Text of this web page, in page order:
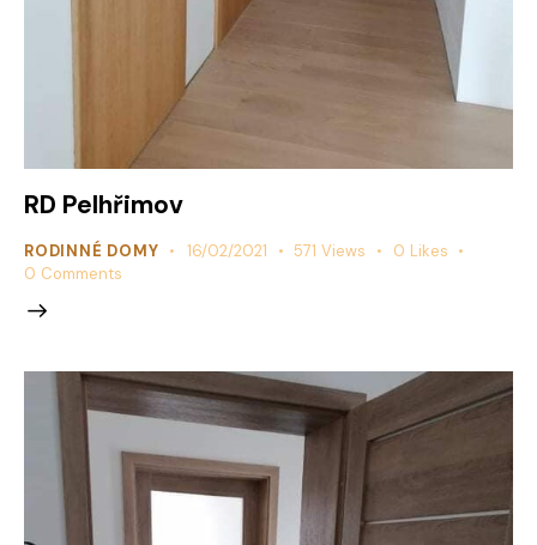
RD Pelhřimov
RODINNÉ DOMY 16/02/2021 571 Views 0 Likes
0 Comments